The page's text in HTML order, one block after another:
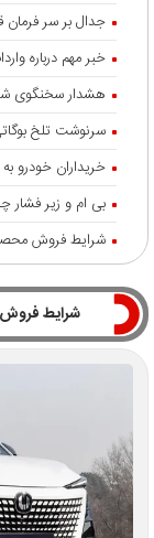
جدال بر سر
خبر مهم درباره
هشدار سخنگوی
سرنوشت تلخ
خریداران خودرو
بی ام و زیر فشار
شرایط فروش
شرایط فروش